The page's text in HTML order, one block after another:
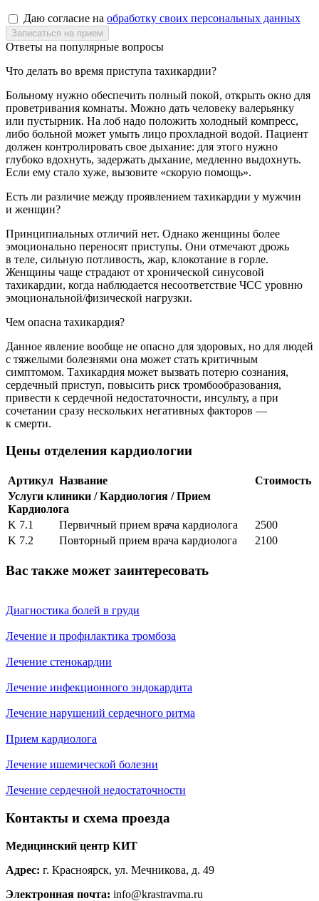
Даю согласие на обработку своих персональных данных
Ответы на популярные вопросы
Что делать во время приступа тахикардии?
Больному нужно обеспечить полный покой, открыть окно для
проветривания комнаты. Можно дать человеку валерьянку
или пустырник. На лоб надо положить холодный компресс,
либо больной может умыть лицо прохладной водой. Пациент
должен контролировать свое дыхание: для этого нужно
глубоко вдохнуть, задержать дыхание, медленно выдохнуть.
Если ему стало хуже, вызовите «скорую помощь».
Есть ли различие между проявлением тахикардии у мужчин
и женщин?
Принципиальных отличий нет. Однако женщины более
эмоционально переносят приступы. Они отмечают дрожь
в теле, сильную потливость, жар, клокотание в горле.
Женщины чаще страдают от хронической синусовой
тахикардии, когда наблюдается несоответствие ЧСС уровню
эмоциональной/физической нагрузки.
Чем опасна тахикардия?
Данное явление вообще не опасно для здоровых, но для людей
с тяжелыми болезнями она может стать критичным
симптомом. Тахикардия может вызвать потерю сознания,
сердечный приступ, повысить риск тромбообразования,
привести к сердечной недостаточности, инсульту, а при
сочетании сразу нескольких негативных факторов —
к смерти.
Цены отделения кардиологии
Артикул Название
Стоимость
Услуги клиники / Кардиология / Прием
Кардиолога
K 7.1
Первичный прием врача кардиолога
2500
K 7.2
Повторный прием врача кардиолога 2100
Вас также может заинтересовать
Диагностика болей в груди
Лечение и профилактика тромбоза
Лечение стенокардии
Лечение инфекционного эндокардита
Лечение нарушений сердечного ритма
Прием кардиолога
Лечение ишемической болезни
Лечение сердечной недостаточности
Контакты и схема проезда
Медицинский центр КИТ
Адрес: г. Красноярск, ул. Мечникова, д. 49
Электронная почта: info@krastravma.ru